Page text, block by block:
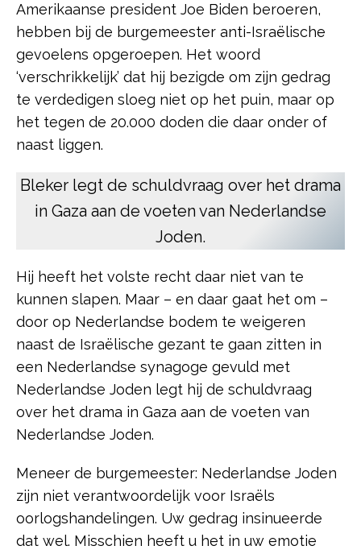
Amerikaanse president Joe Biden beroeren,
hebben bij de burgemeester anti-Israëlische
gevoelens opgeroepen. Het woord
‘verschrikkelijk’ dat hij bezigde om zijn gedrag
te verdedigen sloeg niet op het puin, maar op
het tegen de 20.000 doden die daar onder of
naast liggen.
Bleker legt de schuldvraag over het drama
in Gaza aan de voeten van Nederlandse
Joden.
Hij heeft het volste recht daar niet van te
kunnen slapen. Maar – en daar gaat het om –
door op Nederlandse bodem te weigeren
naast de Israëlische gezant te gaan zitten in
een Nederlandse synagoge gevuld met
Nederlandse Joden legt hij de schuldvraag
over het drama in Gaza aan de voeten van
Nederlandse Joden.
Meneer de burgemeester: Nederlandse Joden
zijn niet verantwoordelijk voor Israëls
oorlogshandelingen. Uw gedrag insinueerde
dat wel. Misschien heeft u het in uw emotie